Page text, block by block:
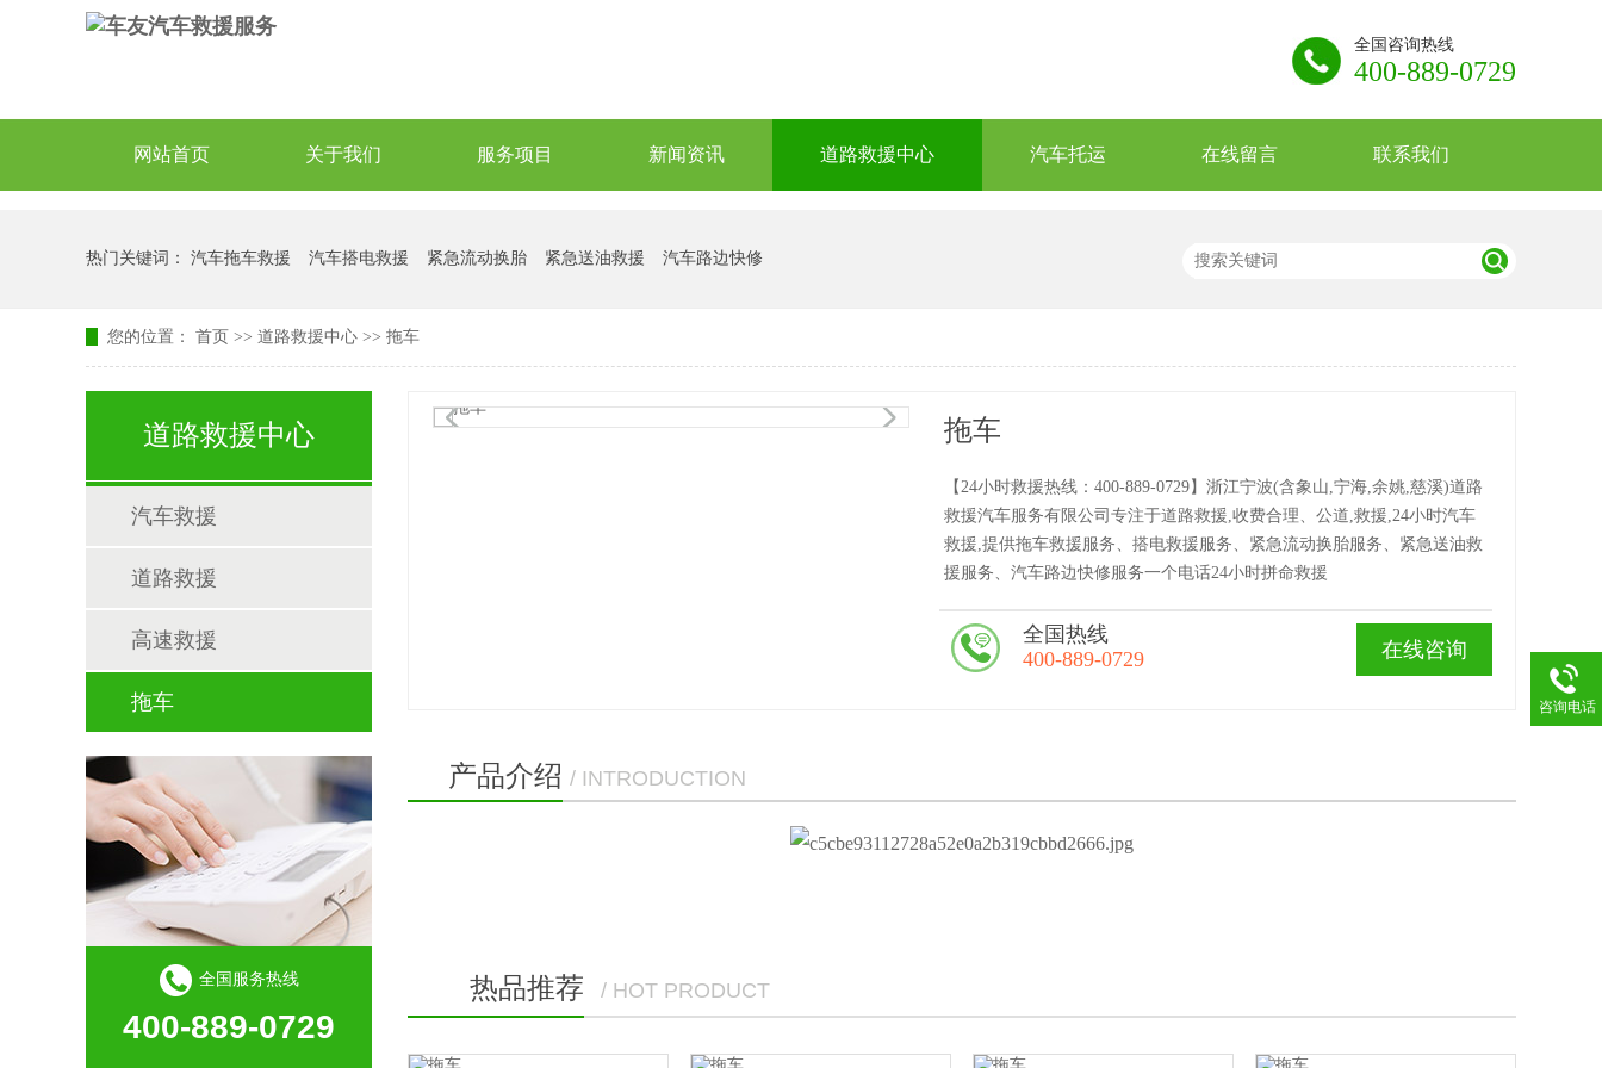
全国咨询热线
400-889-0729
网站首页 关于我们 服务项目 新闻资讯 道路救援中心 汽车托运 在线留言 联系我们
热门关键词： 汽车拖车救援 汽车搭电救援 紧急流动换胎 紧急送油救援 汽车路边快修
您的位置： 首页 >> 道路救援中心 >> 拖车
道路救援中心
汽车救援
道路救援
高速救援
拖车
全国服务热线
400-889-0729
1/1
拖车
【24小时救援热线：400-889-0729】浙江宁波(含象山,宁海,余姚,慈溪)道路
救援汽车服务有限公司专注于道路救援,收费合理、公道,救援,24小时汽车
救援,提供拖车救援服务、搭电救援服务、紧急流动换胎服务、紧急送油救
援服务、汽车路边快修服务一个电话24小时拼命救援
在线咨询
全国热线
400-889-0729
产品介绍 / INTRODUCTION
热品推荐 / HOT PRODUCT
咨询电话